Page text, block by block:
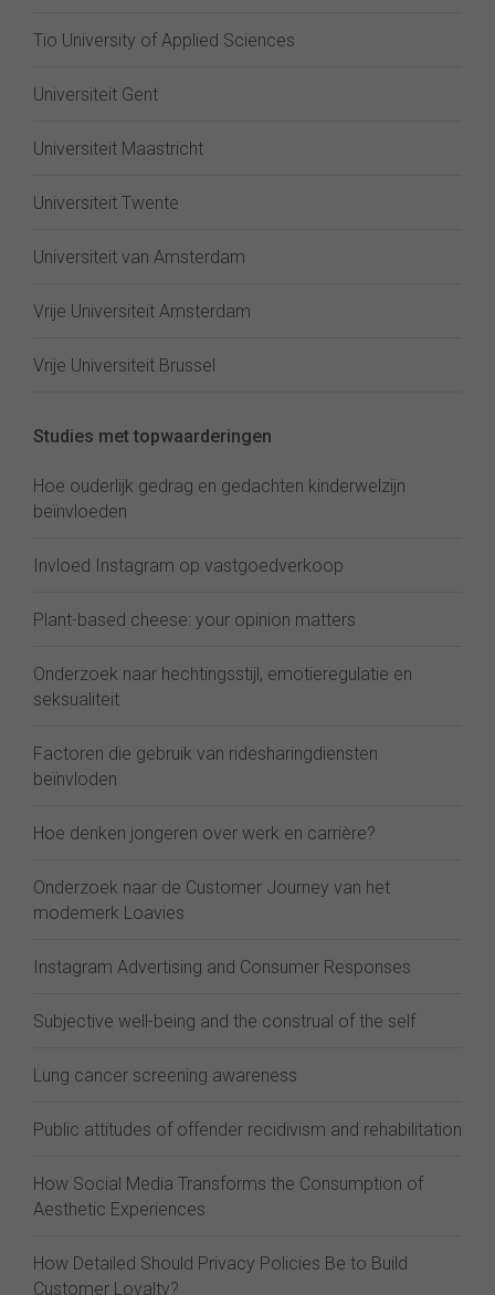
Tio University of Applied Sciences
Universiteit Gent
Universiteit Maastricht
Universiteit Twente
Universiteit van Amsterdam
Vrije Universiteit Amsterdam
Vrije Universiteit Brussel
Studies met topwaarderingen
Hoe ouderlijk gedrag en gedachten kinderwelzijn
beïnvloeden
Invloed Instagram op vastgoedverkoop
Plant-based cheese: your opinion matters
Onderzoek naar hechtingsstijl, emotieregulatie en
seksualiteit
Factoren die gebruik van ridesharingdiensten
beïnvloden
Hoe denken jongeren over werk en carrière?
Onderzoek naar de Customer Journey van het
modemerk Loavies
Instagram Advertising and Consumer Responses
Subjective well-being and the construal of the self
Lung cancer screening awareness
Public attitudes of offender recidivism and rehabilitation
How Social Media Transforms the Consumption of
Aesthetic Experiences
How Detailed Should Privacy Policies Be to Build
Customer Loyalty?